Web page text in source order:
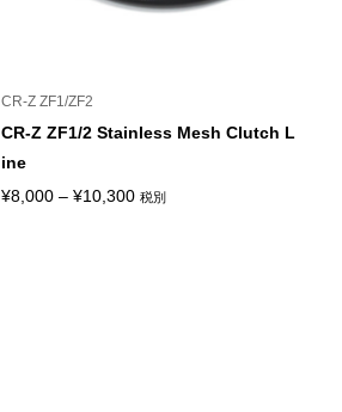
CR-Z ZF1/ZF2
CR-Z ZF1/2 Stainless Mesh Clutch L
ine
¥8,000 – ¥10,300価税別